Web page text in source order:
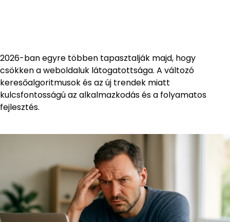
2026-ban egyre többen tapasztalják majd, hogy
csökken a weboldaluk látogatottsága. A változó
keresőalgoritmusok és az új trendek miatt
kulcsfontosságú az alkalmazkodás és a folyamatos
fejlesztés.